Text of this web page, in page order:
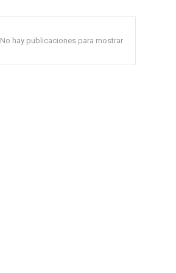
No hay publicaciones para mostrar